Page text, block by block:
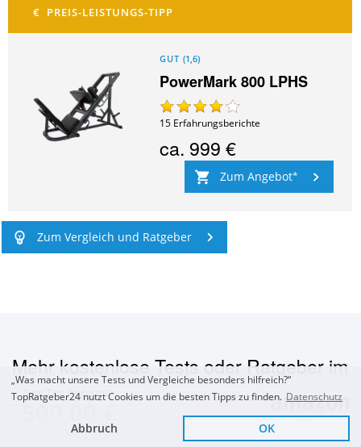
Zum Top Angebot
500,00 €
KOSTENLOSE LIEFERUNG
GUT (1,6)
PowerMark 800 LPHS
15 Erfahrungsberichte
ca. 999 €
Zum Angebot
Zum Vergleich und Ratgeber
Mehr kostenlose Tests oder Ratgeber im
BereichKrafttraining
„Was macht unsere Tests und Vergleiche besonders hilfreich?“
TopRatgeber24 nutzt Cookies um die besten Tipps zu finden. Datenschutz
Abbruch OK